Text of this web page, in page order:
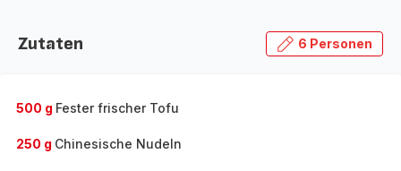
Zutaten 6 Personen
500 g Fester frischer Tofu
250 g Chinesische Nudeln